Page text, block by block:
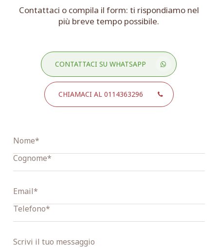
Contattaci o compila il form: ti rispondiamo nel
più breve tempo possibile.
CONTATTACI SU WHATSAPP
CHIAMACI AL 0114363296